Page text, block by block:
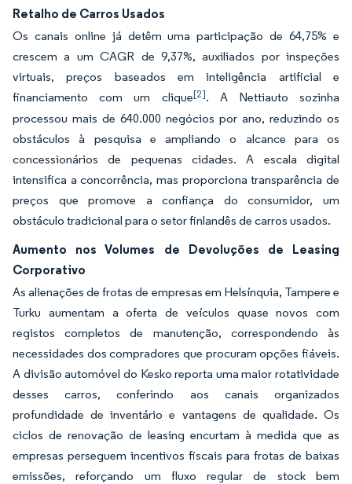
Retalho de Carros Usados
Os canais online já detêm uma participação de 64,75% e
crescem a um CAGR de 9,37%, auxiliados por inspeções
virtuais, preços baseados em inteligência artificial e
financiamento com um clique[2]. A Nettiauto sozinha
processou mais de 640.000 negócios por ano, reduzindo os
obstáculos à pesquisa e ampliando o alcance para os
concessionários de pequenas cidades. A escala digital
intensifica a concorrência, mas proporciona transparência de
preços que promove a confiança do consumidor, um
obstáculo tradicional para o setor finlandês de carros usados.
Aumento nos Volumes de Devoluções de Leasing
Corporativo
As alienações de frotas de empresas em Helsínquia, Tampere e
Turku aumentam a oferta de veículos quase novos com
registos completos de manutenção, correspondendo às
necessidades dos compradores que procuram opções fiáveis.
A divisão automóvel do Kesko reporta uma maior rotatividade
desses carros, conferindo aos canais organizados
profundidade de inventário e vantagens de qualidade. Os
ciclos de renovação de leasing encurtam à medida que as
empresas perseguem incentivos fiscais para frotas de baixas
emissões, reforçando um fluxo regular de stock bem